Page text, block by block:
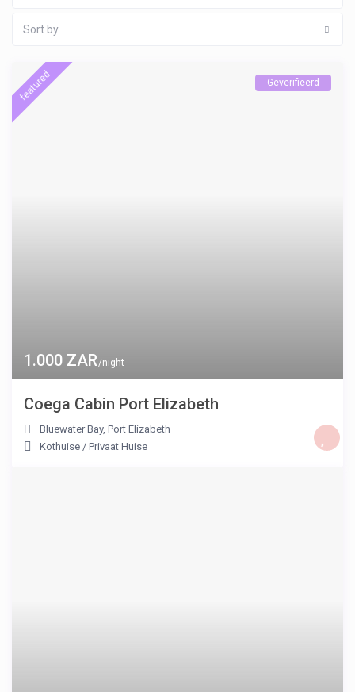
Sort by
1.000 ZAR/night
featured Geverifieerd
Coega Cabin Port Elizabeth
Bluewater Bay,Port Elizabeth
Kothuise /Privaat Huise